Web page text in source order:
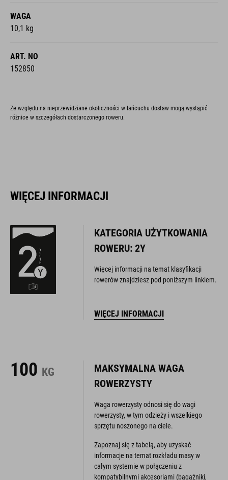
WAGA
10,1 kg
ART. NO
152850
Ze względu na nieprzewidziane okoliczności w łańcuchu dostaw mogą wystąpić
różnice w szczegółach dostarczonego roweru.
WIĘCEJ INFORMACJI
KATEGORIA UŻYTKOWANIA
ROWERU: 2Y
Więcej informacji na temat klasyfikacji
rowerów znajdziesz pod poniższym linkiem.
WIĘCEJ INFORMACJI
100 KG
MAKSYMALNA WAGA
ROWERZYSTY
Waga rowerzysty odnosi się do wagi
rowerzysty, w tym odzieży i wszelkiego
sprzętu noszonego na ciele.
Zapoznaj się z tabelą, aby uzyskać
informacje na temat rozkładu masy w
całym systemie w połączeniu z
kompatybilnymi akcesoriami (bagażniki,